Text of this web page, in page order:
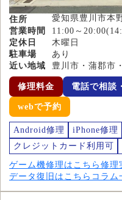
住所
愛知県豊川市本
営業時間
11:00～
定休日
木曜日
駐車場
あり
近い地域
豊川市・蒲郡市
修理料金 電話で相談
webで予約
Android修理 iPhone修理
クレジットカード利用可
ゲーム機修理はこちら 修理
データ復旧はこちら コラム